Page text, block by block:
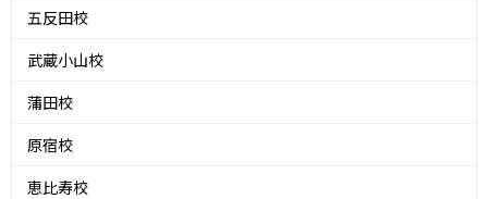
五反田校
武蔵小山校
蒲田校
原宿校
恵比寿校